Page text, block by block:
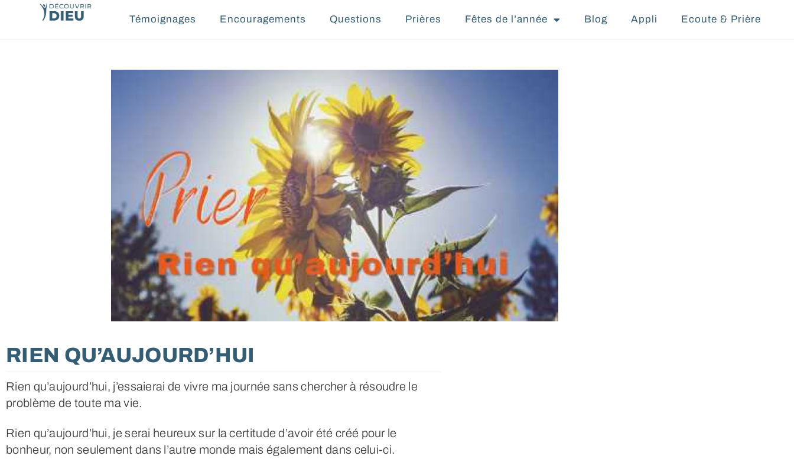
Témoignages Encouragements Questions Prières Fêtes de l’année Blog Appli Ecoute & Prière
RIEN QU’AUJOURD’HUI
Rien qu’aujourd’hui, j’essaierai de vivre ma journée sans chercher à résoudre le
problème de toute ma vie.
Rien qu’aujourd’hui, je serai heureux sur la certitude d’avoir été créé pour le
bonheur, non seulement dans l’autre monde mais également dans celui-ci.